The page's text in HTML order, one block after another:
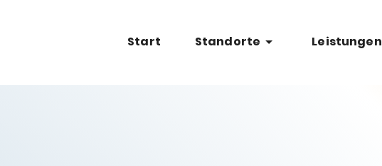
Start Standorte Leistungen